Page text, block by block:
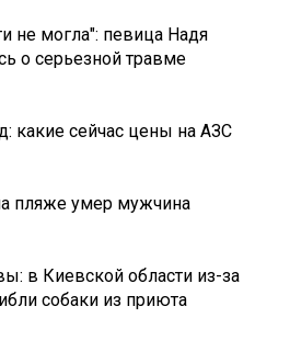
не могла": певица Надя
о серьезной травме
какие сейчас цены на АЗС
пляже умер мужчина
в Киевской области из-за
собаки из приюта